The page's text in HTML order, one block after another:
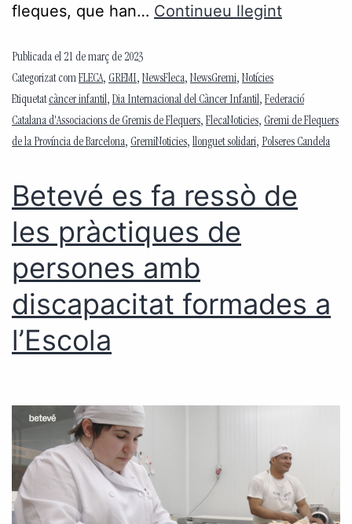
fleques, que han… Continueu llegint
Publicada el 21 de març de 2023
Categorizat comFLECA, GREMI, NewsFleca, NewsGremi, Notícies
Etiquetatcàncer infantil, Dia Internacional del Càncer Infantil, Federació
Catalana d'Associacions de Gremis de Flequers, FlecaNoticies, Gremi de Flequers
de la Província de Barcelona, GremiNoticies, llonguet solidari, Polseres Candela
Betevé es fa ressò de
les pràctiques de
persones amb
discapacitat formades a
l’Escola